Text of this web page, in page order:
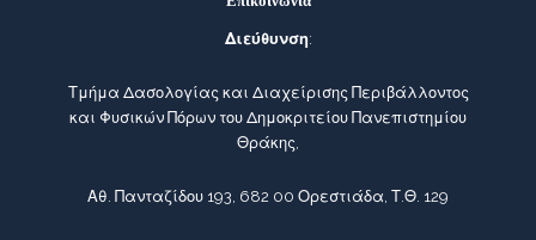
Διεύθυνση:
Τμήμα Δασολογίας και Διαχείρισης Περιβάλλοντος
και Φυσικών Πόρων του Δημοκριτείου Πανεπιστημίου
Θράκης,
Αθ. Πανταζίδου 193, 682 00 Ορεστιάδα, Τ.Θ. 129